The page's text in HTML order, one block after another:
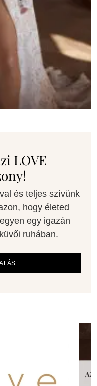
LOVE
és teljes szívünk
hogy életed
egy igazán
ruhában.